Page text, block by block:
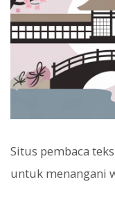
Situs pembaca
untuk menangani